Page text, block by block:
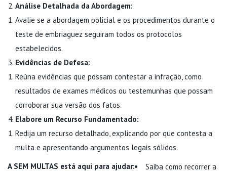
Análise Detalhada da Abordagem:
Avalie se a abordagem policial e os procedimentos durante o
teste de embriaguez seguiram todos os protocolos
estabelecidos.
Evidências de Defesa:
Reúna evidências que possam contestar a infração, como
resultados de exames médicos ou testemunhas que possam
corroborar sua versão dos fatos.
Elabore um Recurso Fundamentado:
Redija um recurso detalhado, explicando por que contesta a
multa e apresentando argumentos legais sólidos.
A SEM MULTAS está aqui para ajudar:
Saiba como recorrer a